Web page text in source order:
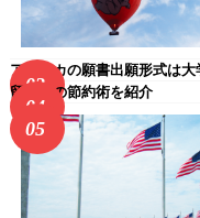
アメリカの願書出願形式は
留学中の節約術を紹介